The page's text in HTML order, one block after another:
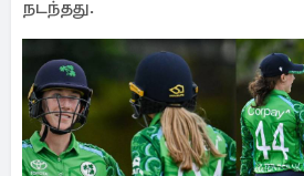
நடந்தது.